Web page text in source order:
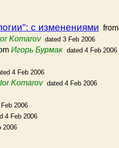
с изменениями from
Komarov dated 3 Feb 2006
Игорь Бурмак dated 4 Feb 2006
4 Feb 2006
Komarov dated 4 Feb 2006
2006
4 Feb 2006
2006